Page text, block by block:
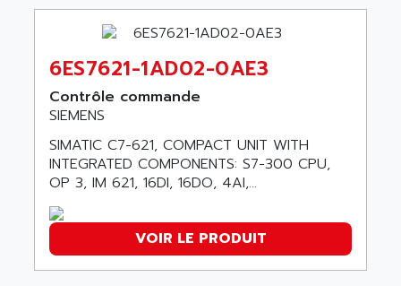
DIAX 4
cms3
PARVEX
AMS
MOVITRAC
ADAPTORR
ADAS
ADC AUTOMATICA
ADDA
ADDER
ADDI DATA
ADEL SYSTEM
ADEPT
ADEPT TECHNOLOGY
ADETEC
6ES7621-1AD02-0AE3
Contrôle commande
SIEMENS
SIMATIC C7-621, COMPACT UNIT WITH
INTEGRATED COMPONENTS: S7-300 CPU,
OP 3, IM 621, 16DI, 16DO, 4AI,...
VOIR LE PRODUIT